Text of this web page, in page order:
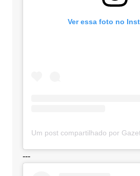
Ver essa foto no
---